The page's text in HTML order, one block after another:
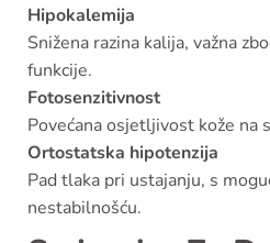
Hipokalemija
Snižena razina kalija, važna
funkcije.
Fotosenzitivnost
Povećana osjetljivost kože na
Ortostatska hipotenzija
Pad tlaka pri ustajanju, s
nestabilnošću.